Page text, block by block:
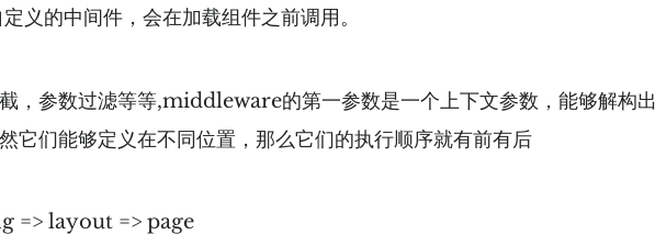
定义的中间件，会在加载组件之前调用。
，参数过滤等等,middleware的第一参数是一个上下文参数，能够解
它们能够定义在不同位置，那么它们的执行顺序就有前有后
=> layout => page